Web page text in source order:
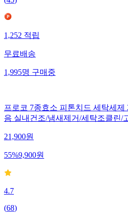
1,252 적립
무료배송
1,995명 구매중
프로코 7종효소 피톤치드 세탁세제
음 실내건조/냄새제거/세탁조클린/
21,900원
55%9,900원
4.7
(68)